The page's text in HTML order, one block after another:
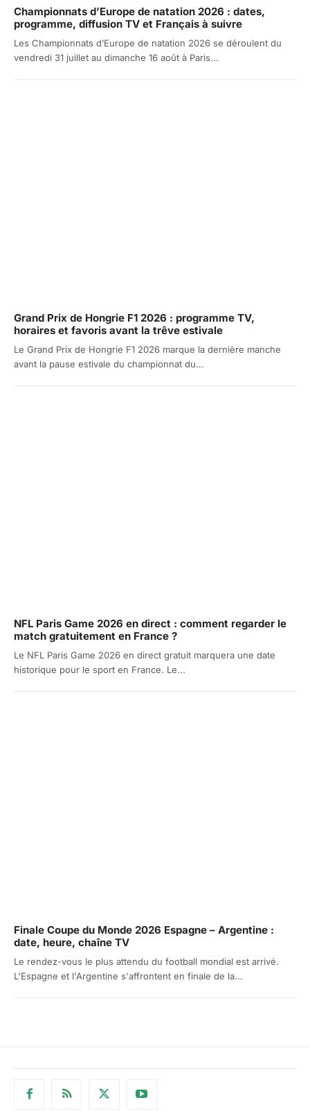
Championnats d’Europe de natation 2026 : dates,
programme, diffusion TV et Français à suivre
Les Championnats d’Europe de natation 2026 se déroulent du
vendredi 31 juillet au dimanche 16 août à Paris...
Grand Prix de Hongrie F1 2026 : programme TV,
horaires et favoris avant la trêve estivale
Le Grand Prix de Hongrie F1 2026 marque la dernière manche
avant la pause estivale du championnat du...
NFL Paris Game 2026 en direct : comment regarder le
match gratuitement en France ?
Le NFL Paris Game 2026 en direct gratuit marquera une date
historique pour le sport en France. Le...
Finale Coupe du Monde 2026 Espagne – Argentine :
date, heure, chaîne TV
Le rendez-vous le plus attendu du football mondial est arrivé.
L'Espagne et l'Argentine s'affrontent en finale de la...